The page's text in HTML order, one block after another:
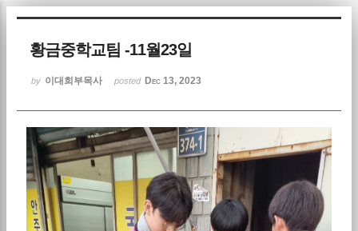
황금중학교팀 -11월23일
by 이대희부목사 posted Dec 13, 2023
Sketchbook5, 스케치북5
Sketchbook5, 스케치북5